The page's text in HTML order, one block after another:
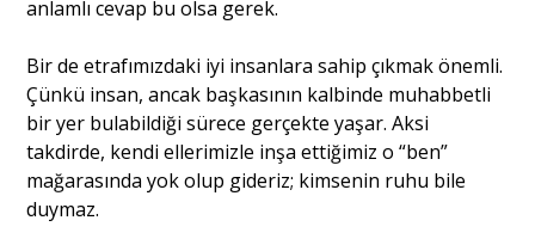
anlamlı cevap bu olsa gerek.
Bir de etrafımızdaki iyi insanlara sahip çıkmak önemli.
Çünkü insan, ancak başkasının kalbinde muhabbetli
bir yer bulabildiği sürece gerçekte yaşar. Aksi
takdirde, kendi ellerimizle inşa ettiğimiz o “ben”
mağarasında yok olup gideriz; kimsenin ruhu bile
duymaz.